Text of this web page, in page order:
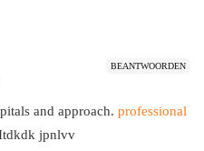
BEANTWOORDEN
and approach. professional
jpnlvv